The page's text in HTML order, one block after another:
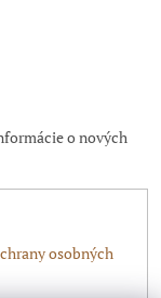
o nových
osobných